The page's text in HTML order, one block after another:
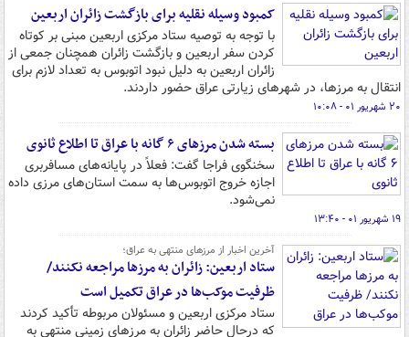
کمبود وسیله نقلیه برای بازگشت زائران اربعین
با توجه به توصیه ستاد مرکزی اربعین مبنی بر کوتاه
کردن سفر اربعین و بازگشت زائران همچنان جمعی از
زائران اربعین به دلیل نبود اتوبوس به تعداد لازم برای
انتقال به مرزها، در شهرهای زیارتی عراق حضور داردند.
۲۰ شهریور ۰۱ - ۱۰:۰۸
بسته شدن مرزهای ۶ گانه با عراق تا اطلاع ثانوی
سخنگوی فراجا گفت: فعلاً در پایانه‌های مسافربری
اجازه خروج اتوبوس‌ها به سمت استان‌های مرزی داده
نمی‌شود.
۱۹ شهریور ۰۱ - ۱۳:۴۰
آخرین اخبار از مرزهای منتهی به عراق؛
ستاد اربعین: زائران به مرزها مراجعه نکنند/
ظرفیت موکب‌ها در عراق تکمیل است
ستاد مرکزی اربعین و مسئولان مربوطه تأکید کردند
که درحال حاضر زائران به مرزهای زمینی منتهی به